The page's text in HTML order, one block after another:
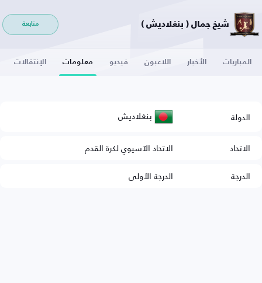
شيخ جمال ( بنغلاديش ) متابعة
المباريات الأخبار اللاعبون فيديو معلومات الإنتقالات
الدولة بنغلاديش
الاتحاد
الاتحاد الآسيوي لكرة القدم
الدرجة
الدرجة الأولى